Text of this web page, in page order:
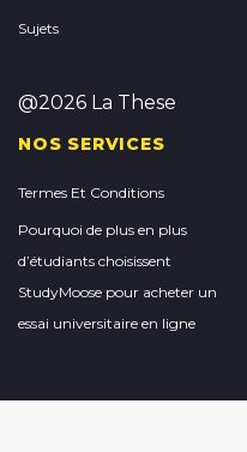
Sujets
@2026 La These
NOS SERVICES
Termes Et Conditions
Pourquoi de plus en plus
d’étudiants choisissent
StudyMoose pour acheter un
essai universitaire en ligne